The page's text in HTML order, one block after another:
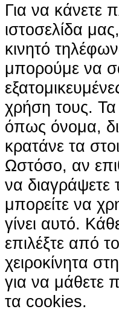
Για να κάνετε
ιστοσελίδα
κινητό
μπορούμε να
χρήση τους.
όπως όνομα,
κρατάνε τα
Ωστόσο, αν
να διαγράψετε
μπορείτε να
γίνει αυτό.
επιλέξτε από
χειροκίνητα
για να μάθετε
τα cookies.